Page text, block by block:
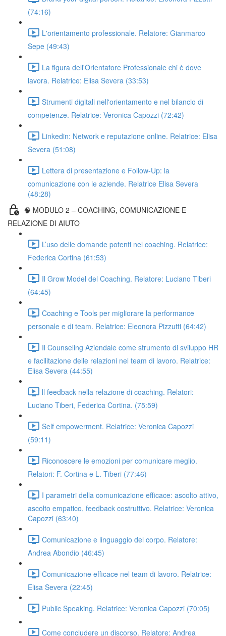
(74:16)
L'orientamento professionale. Relatore: Gianmarco
Sepe (49:43)
La figura dell'Orientatore Professionale chi è dove
lavora. Relatrice: Elisa Severa (33:53)
Strumenti digitali nell'orientamento e nel bilancio di
competenze. Relatrice: Veronica Capozzi (72:42)
Linkedin: Network e reputazione online. Relatrice: Elisa
Severa (51:08)
Lettera di presentazione e Follow-Up: la
comunicazione con le aziende. Relatrice Elisa Severa
(48:28)
🧠 MODULO 2 – COACHING, COMUNICAZIONE E
RELAZIONE DI AIUTO
L’uso delle domande potenti nel coaching. Relatrice:
Federica Cortina (61:53)
Il Grow Model del Coaching. Relatore: Luciano Tiberi
(64:45)
Coaching e Tools per migliorare la performance
personale e di team. Relatrice: Eleonora Pizzutti (64:42)
Il Counseling Aziendale come strumento di sviluppo HR
e facilitazione delle relazioni nel team di lavoro. Relatrice:
Elisa Severa (44:55)
ll feedback nella relazione di coaching. Relatori:
Luciano Tiberi, Federica Cortina. (75:59)
Self empowerment. Relatrice: Veronica Capozzi
(59:11)
Riconoscere le emozioni per comunicare meglio.
Relatori: F. Cortina e L. Tiberi (77:46)
I parametri della comunicazione efficace: ascolto attivo,
ascolto empatico, feedback costruttivo. Relatrice: Veronica
Capozzi (63:40)
Comunicazione e linguaggio del corpo. Relatore:
Andrea Abondio (46:45)
Comunicazione efficace nel team di lavoro. Relatrice:
Elisa Severa (22:45)
Public Speaking. Relatrice: Veronica Capozzi (70:05)
Come concludere un discorso. Relatore: Andrea